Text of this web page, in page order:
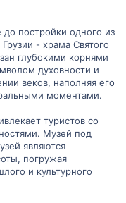
постройки одного из
- храма Святого
глубокими корнями
духовности и
веков, наполняя его
моментами.
туристов со
Музей под
являются
погружая
и культурного